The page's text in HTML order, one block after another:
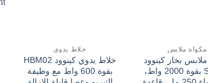
مكواة ملابس
بخار كينوود
STP40 بقوة 2000 واط،
خلاط يدوي
خلاط يدوي كينوود HBM02
بقوة 600 واط مع وظيفة